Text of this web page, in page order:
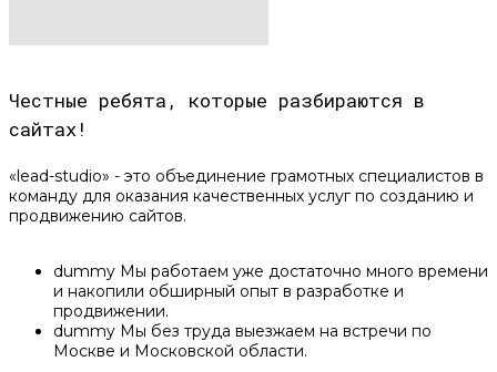
Честные ребята, которые разбираются в
сайтах!
«lead-studio» - это объединение грамотных специалистов в
команду для оказания качественных услуг по созданию и
продвижению сайтов.
dummy Мы работаем уже достаточно много времени
и накопили обширный опыт в разработке и
продвижении.
dummy Мы без труда выезжаем на встречи по
Москве и Московской области.